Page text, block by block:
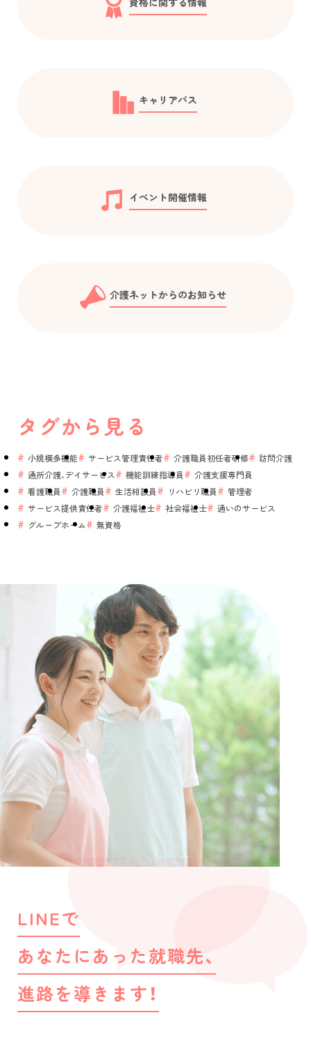
キャリアパス
イベント開催情報
介護ネットからのお知らせ
タグから見る
小規模多機能 サービス管理責任者 介護職員初任者研修
訪問介護
通所介護、デイサービス
機能訓練指導員
介護支援専門員
看護職員
介護職員 生活相談員 リハビリ職員
管理者
サービス提供責任者
介護福祉士 社会福祉士
通いのサービス
グループホーム
無資格
LINEで
あなたにあった就職先、
進路を導きます！